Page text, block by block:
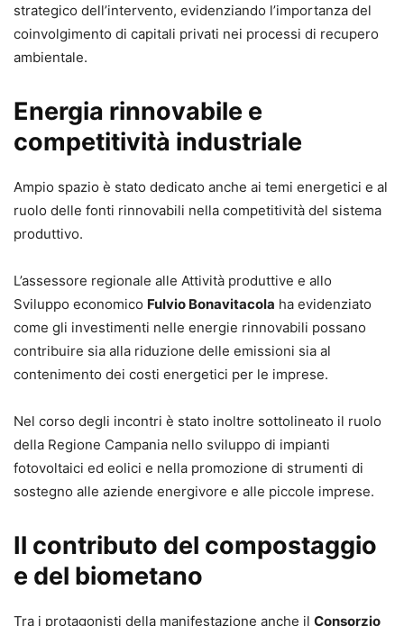
strategico dell’intervento, evidenziando l’importanza del
coinvolgimento di capitali privati nei processi di recupero
ambientale.
Energia rinnovabile e
competitività industriale
Ampio spazio è stato dedicato anche ai temi energetici e al
ruolo delle fonti rinnovabili nella competitività del sistema
produttivo.
L’assessore regionale alle Attività produttive e allo
Sviluppo economico Fulvio Bonavitacola ha evidenziato
come gli investimenti nelle energie rinnovabili possano
contribuire sia alla riduzione delle emissioni sia al
contenimento dei costi energetici per le imprese.
Nel corso degli incontri è stato inoltre sottolineato il ruolo
della Regione Campania nello sviluppo di impianti
fotovoltaici ed eolici e nella promozione di strumenti di
sostegno alle aziende energivore e alle piccole imprese.
Il contributo del compostaggio
e del biometano
Tra i protagonisti della manifestazione anche il Consorzio